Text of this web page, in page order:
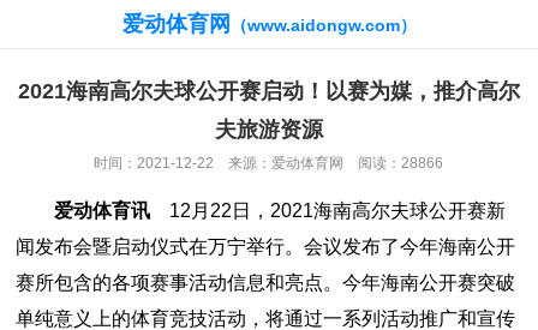
爱动体育网 （www.aidongw.com）
2021海南高尔夫球公开赛启动！以赛为媒，推介高尔
夫旅游资源
时间：2021-12-22 来源：爱动体育网 阅读：28866
爱动体育讯 12月22日，2021海南高尔夫球公开赛新
闻发布会暨启动仪式在万宁举行。会议发布了今年海南公开
赛所包含的各项赛事活动信息和亮点。今年海南公开赛突破
单纯意义上的体育竞技活动，将通过一系列活动推广和宣传